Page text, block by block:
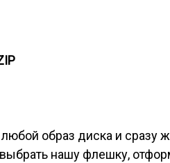
образ диска и сразу
нашу флешку,